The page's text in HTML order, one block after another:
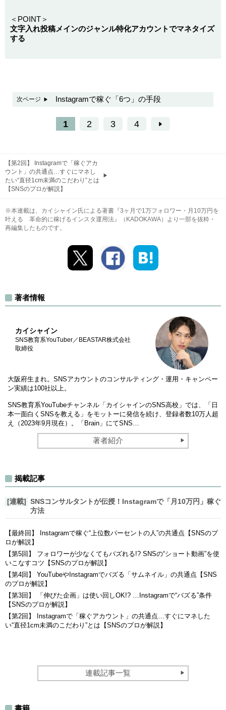
＜POINT＞
文字入れ投稿メインのジャンル特化アカウントでマネタイズ
する
次ページ Instagramで稼ぐ「6つ」の手段
1 2 3 4
【第2回】 Instagramで「稼ぐアカ
ウント」の共通点…すぐにマネし
たい“直径1cm未満のこだわり”とは
【SNSのプロが解説】
※本連載は、カイシャイン氏による著書『3ヶ月で1万フォロワー・月10万円を
叶える 革命的に稼げるインスタ運用法』（KADOKAWA）より一部を抜粋・
再編集したものです。
著者情報
カイシャイン
SNS教育系YouTuber／BEASTAR株式会社
取締役
大阪府生まれ。SNSアカウントのコンサルティング・運用・キャンペー
ン実績は100社以上。
SNS教育系YouTubeチャンネル「カイシャインのSNS高校」では、「日
本一面白くSNSを教える」をモットーに発信を続け、登録者数10万人超
え（2023年9月現在）。「Brain」にてSNS…
著者紹介
揭載記事
[連載] SNSコンサルタントが伝授！Instagramで「月10万円」稼ぐ
方法
【最終回】 Instagramで稼ぐ“上位数パーセントの人”の共通点【SNSのプ
ロが解説】
【第5回】 フォロワーが少なくてもバズれる!? SNSの“ショート動画”を使
いこなすコツ【SNSのプロが解説】
【第4回】 YouTubeやInstagramでバズる「サムネイル」の共通点【SNS
のプロが解説】
【第3回】 「伸びた企画」は使い回しOK!? …Instagramで“バズる”条件
【SNSのプロが解説】
【第2回】 Instagramで「稼ぐアカウント」の共通点…すぐにマネした
い“直径1cm未満のこだわり”とは【SNSのプロが解説】
連載記事一覧
書籍